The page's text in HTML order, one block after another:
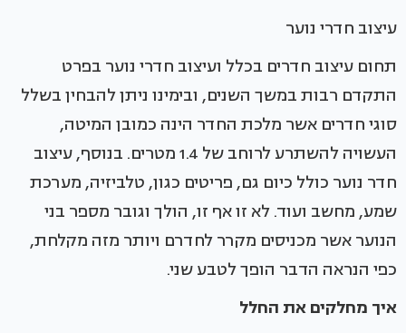
עיצוב חדרי נוער
תחום עיצוב חדרים בכלל ועיצוב חדרי נוער בפרט
התקדם רבות במשך השנים, ובימינו ניתן להבחין בשלל
סוגי חדרים אשר מלכת החדר הינה כמובן המיטה,
העשויה להשתרע לרוחב של 1.4 מטרים. בנוסף, עיצוב
חדר נוער כולל כיום גם, פריטים כגון, טלביזיה, מערכת
שמע, מחשב ועוד. לא זו אף זו, הולך וגובר מספר בני
הנוער אשר מכניסים מקרר לחדרם ויותר מזה מקלחת,
כפי הנראה הדבר הופך לטבע שני.
איך מחלקים את החלל